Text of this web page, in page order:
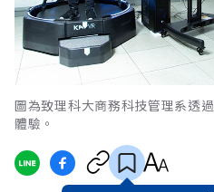
圖為致理科大商務科技管理系透
體驗。